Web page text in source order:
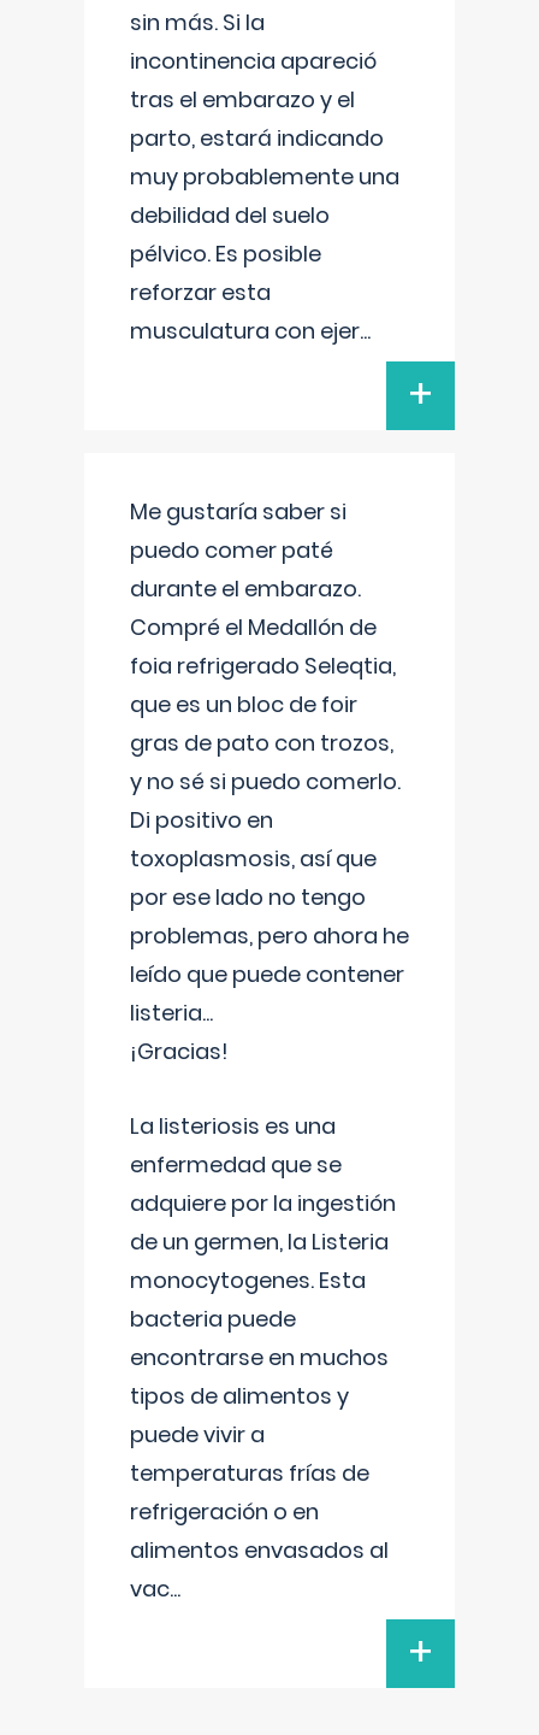
sin más. Si la
incontinencia apareció
tras el embarazo y el
parto, estará indicando
muy probablemente una
debilidad del suelo
pélvico. Es posible
reforzar esta
musculatura con ejer...
+
Me gustaría saber si
puedo comer paté
durante el embarazo.
Compré el Medallón de
foia refrigerado Seleqtia,
que es un bloc de foir
gras de pato con trozos,
y no sé si puedo comerlo.
Di positivo en
toxoplasmosis, así que
por ese lado no tengo
problemas, pero ahora he
leído que puede contener
listeria...
¡Gracias!
La listeriosis es una
enfermedad que se
adquiere por la ingestión
de un germen, la Listeria
monocytogenes. Esta
bacteria puede
encontrarse en muchos
tipos de alimentos y
puede vivir a
temperaturas frías de
refrigeración o en
alimentos envasados al
vac...
+